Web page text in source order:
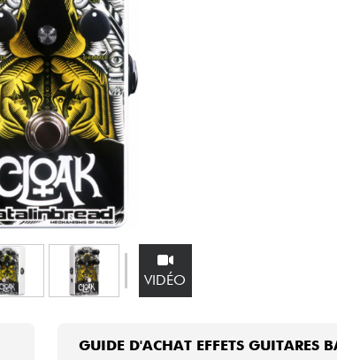
Eveil Musical
Packs
VIDÉO
GUIDE D'ACHAT EFFETS GUITARES